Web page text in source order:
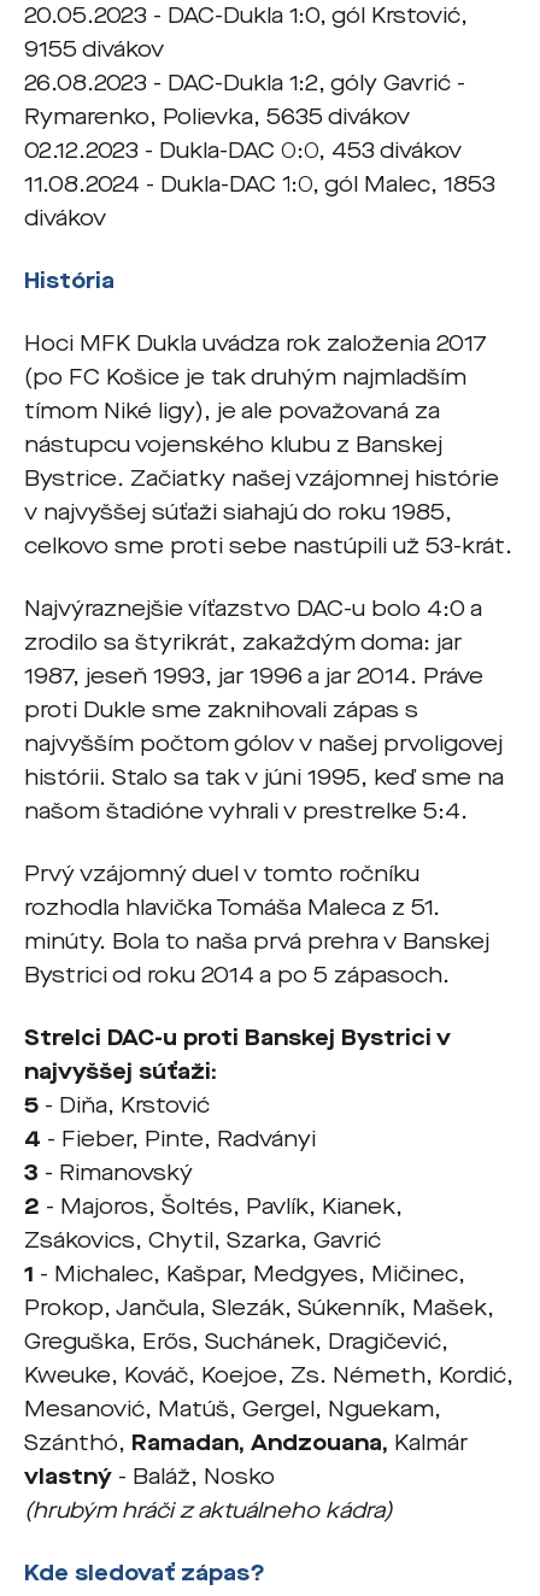
20.05.2023 - DAC-Dukla 1:0, gól Krstović,
9155 divákov
26.08.2023 - DAC-Dukla 1:2, góly Gavrić -
Rymarenko, Polievka, 5635 divákov
02.12.2023 - Dukla-DAC 0:0, 453 divákov
11.08.2024 - Dukla-DAC 1:0, gól Malec, 1853
divákov
História
Hoci MFK Dukla uvádza rok založenia 2017
(po FC Košice je tak druhým najmladším
tímom Niké ligy), je ale považovaná za
nástupcu vojenského klubu z Banskej
Bystrice. Začiatky našej vzájomnej histórie
v najvyššej súťaži siahajú do roku 1985,
celkovo sme proti sebe nastúpili už 53-krát.
Najvýraznejšie víťazstvo DAC-u bolo 4:0 a
zrodilo sa štyrikrát, zakaždým doma: jar
1987, jeseň 1993, jar 1996 a jar 2014. Práve
proti Dukle sme zaknihovali zápas s
najvyšším počtom gólov v našej prvoligovej
histórii. Stalo sa tak v júni 1995, keď sme na
našom štadióne vyhrali v prestrelke 5:4.
Prvý vzájomný duel v tomto ročníku
rozhodla hlavička Tomáša Maleca z 51.
minúty. Bola to naša prvá prehra v Banskej
Bystrici od roku 2014 a po 5 zápasoch.
Strelci DAC-u proti Banskej Bystrici v
najvyššej súťaži:
5 - Diňa, Krstović
4 - Fieber, Pinte, Radványi
3 - Rimanovský
2 - Majoros, Šoltés, Pavlík, Kianek,
Zsákovics, Chytil, Szarka, Gavrić
1 - Michalec, Kašpar, Medgyes, Mičinec,
Prokop, Jančula, Slezák, Súkenník, Mašek,
Greguška, Erős, Suchánek, Dragičević,
Kweuke, Kováč, Koejoe, Zs. Németh, Kordić,
Mesanović, Matúš, Gergel, Nguekam,
Szánthó, Ramadan, Andzouana, Kalmár
vlastný - Baláž, Nosko
(hrubým hráči z aktuálneho kádra)
Kde sledovať zápas?